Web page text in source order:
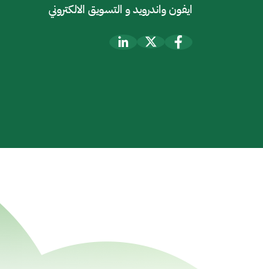
ايفون واندرويد و التسويق الالكتروني